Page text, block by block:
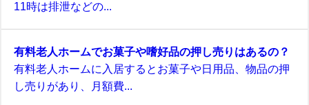
11時は排泄などの...
有料老人ホームでお菓子や嗜好品の押し売りはあるの？
有料老人ホームに入居するとお菓子や日用品、物品の押
し売りがあり、月額費...